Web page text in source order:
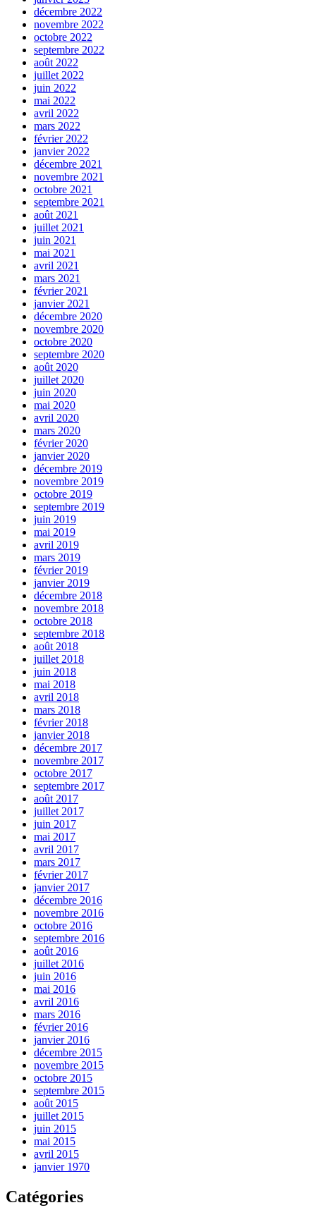
décembre 2022
novembre 2022
octobre 2022
septembre 2022
août 2022
juillet 2022
juin 2022
mai 2022
avril 2022
mars 2022
février 2022
janvier 2022
décembre 2021
novembre 2021
octobre 2021
septembre 2021
août 2021
juillet 2021
juin 2021
mai 2021
avril 2021
mars 2021
février 2021
janvier 2021
décembre 2020
novembre 2020
octobre 2020
septembre 2020
août 2020
juillet 2020
juin 2020
mai 2020
avril 2020
mars 2020
février 2020
janvier 2020
décembre 2019
novembre 2019
octobre 2019
septembre 2019
juin 2019
mai 2019
avril 2019
mars 2019
février 2019
janvier 2019
décembre 2018
novembre 2018
octobre 2018
septembre 2018
août 2018
juillet 2018
juin 2018
mai 2018
avril 2018
mars 2018
février 2018
janvier 2018
décembre 2017
novembre 2017
octobre 2017
septembre 2017
août 2017
juillet 2017
juin 2017
mai 2017
avril 2017
mars 2017
février 2017
janvier 2017
décembre 2016
novembre 2016
octobre 2016
septembre 2016
août 2016
juillet 2016
juin 2016
mai 2016
avril 2016
mars 2016
février 2016
janvier 2016
décembre 2015
novembre 2015
octobre 2015
septembre 2015
août 2015
juillet 2015
juin 2015
mai 2015
avril 2015
janvier 1970
Catégories